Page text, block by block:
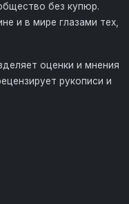
без купюр.
и в мире глазами тех,
оценки и мнения
рукописи и